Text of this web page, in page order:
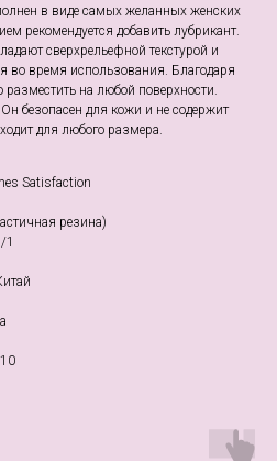
в виде самых желанных женских
рекомендуется добавить лубрикант.
сверхрельефной текстурой и
во время использования. Благодаря
на любой поверхности.
безопасен для кожи и не содержит
для любого размера.
Satisfaction
резина)
1